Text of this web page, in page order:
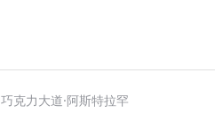
巧克力大道·阿斯特拉罕